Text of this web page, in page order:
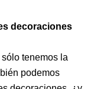
decoraciones
tenemos la
podemos